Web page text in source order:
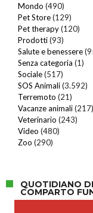
Mondo (490)
Pet Store(129)
Pet therapy(120)
Prodotti(93)
Salute e benessere
Senza categoria (1)
Sociale(517)
SOS Animali(3.592)
Terremoto (21)
Vacanze animali(217)
Veterinario (243)
Video (480)
Zoo (290)
QUOTIDIANO
COMPARTO